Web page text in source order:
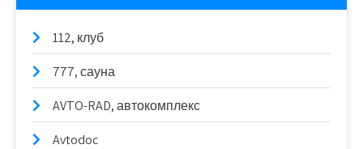
112, клуб
777, сауна
AVTO-RAD, автокомплекс
Avtodoc